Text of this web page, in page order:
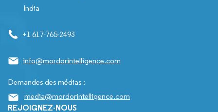
India
+1 617-765-2493
info@mordorintelligence.com
Demandes des médias :
media@mordorintelligence.com
REJOIGNEZ-NOUS